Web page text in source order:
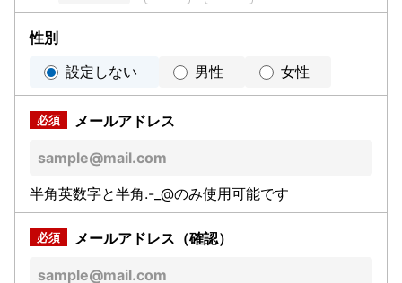
性別
設定しない
男性 女性
メールアドレス
半角英数字と半角.-_@のみ使用可能です
メールアドレス（確認）